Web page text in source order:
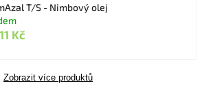
T/S - Nimbový olej
Kč
Zobrazit více produktů